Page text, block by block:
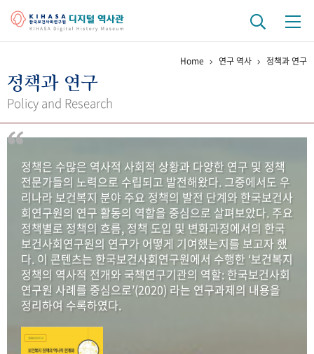
걸어온 길 기관 변천사
연구 역사
정책과 연구 키워드로 보는 연구 역사
연구자들
간행물 변천사
기록물 아카이브
사진 아카이브 문서 기록물 행정박물 영상 기록물
50+1주년 기념
성과 50선 숫자로 보는 50년
세계와 함께 한 KIHASA
Home 연구 역사 정책과 연구
정책과 연구
Policy and Research
정책은 수많은 역사적 사회적 상황과 다양한 연구 및 정책
전문가들의 노력으로 수립되고 발전해왔다. 그중에서도 우
리나라 보건복지 분야 주요 정책의 발전 단계와 한국보건사
회연구원의 연구 활동의 역할을 중심으로 살펴보았다. 주요
정책별로 정책의 흐름, 정책 도입 및 변화과정에서의 한국
보건사회연구원의 연구가 어떻게 기여했는지를 보고자 했
다. 이 콘텐츠는 한국보건사회연구원에서 수행한 ‘보건복지
정책의 역사적 전개와 국책연구기관의 역할: 한국보건사회
연구원 사례를 중심으로’(2020) 라는 연구과제의 내용을
정리하여 수록하였다.